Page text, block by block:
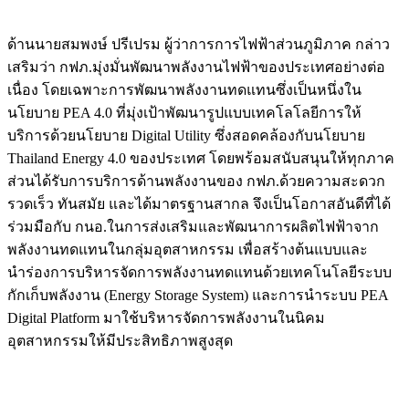
ด้านนายสมพงษ์ ปรีเปรม ผู้ว่าการการไฟฟ้าส่วนภูมิภาค กล่าว
เสริมว่า กฟภ.มุ่งมั่นพัฒนาพลังงานไฟฟ้าของประเทศอย่างต่อ
เนื่อง โดยเฉพาะการพัฒนาพลังงานทดแทนซึ่งเป็นหนึ่งใน
นโยบาย PEA 4.0 ที่มุ่งเป้าพัฒนารูปแบบเทคโลโลยีการให้
บริการด้วยนโยบาย Digital Utility ซึ่งสอดคล้องกับนโยบาย
Thailand Energy 4.0 ของประเทศ โดยพร้อมสนับสนุนให้ทุกภาค
ส่วนได้รับการบริการด้านพลังงานของ กฟภ.ด้วยความสะดวก
รวดเร็ว ทันสมัย และได้มาตรฐานสากล จึงเป็นโอกาสอันดีที่ได้
ร่วมมือกับ กนอ.ในการส่งเสริมและพัฒนาการผลิตไฟฟ้าจาก
พลังงานทดแทนในกลุ่มอุตสาหกรรม เพื่อสร้างต้นแบบและ
นำร่องการบริหารจัดการพลังงานทดแทนด้วยเทคโนโลยีระบบ
กักเก็บพลังงาน (Energy Storage System) และการนำระบบ PEA
Digital Platform มาใช้บริหารจัดการพลังงานในนิคม
อุตสาหกรรมให้มีประสิทธิภาพสูงสุด